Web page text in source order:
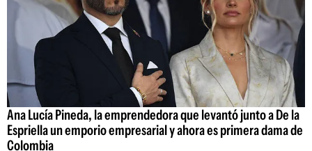
Ana Lucía Pineda, la emprendedora que levantó junto a De la
Espriella un emporio empresarial y ahora es primera dama de
Colombia